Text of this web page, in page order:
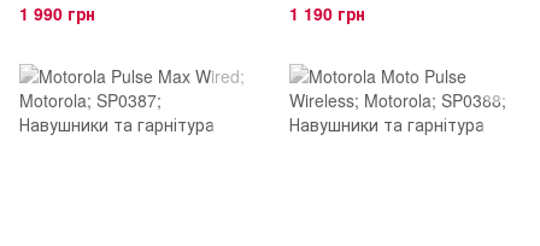
1 990 грн 1 190 грн